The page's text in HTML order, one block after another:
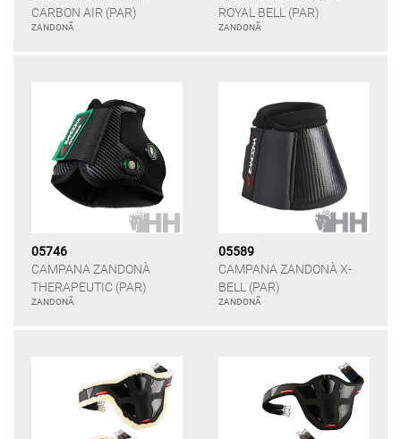
CARBON AIR (PAR)
ZANDONÃ
ROYAL BELL (PAR)
ZANDONÃ
05746
CAMPANA ZANDONÀ
THERAPEUTIC (PAR)
ZANDONÃ
05589
CAMPANA ZANDONÀ X-
BELL (PAR)
ZANDONÃ